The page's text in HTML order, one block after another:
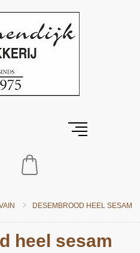
DESEMBROOD HEEL SESAM
heel sesam